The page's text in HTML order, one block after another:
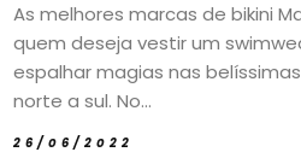
As melhores marcas de bikini
quem deseja vestir um
espalhar magias nas
norte a sul. No...
26/06/2022